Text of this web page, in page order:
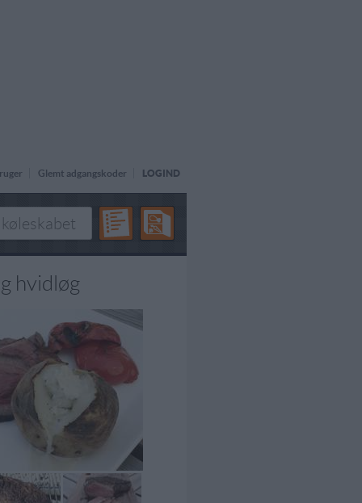
Glemt adgangskoder LOGIND
hvidløg